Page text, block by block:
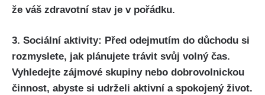
že váš zdravotní stav je v pořádku.
3. Sociální aktivity: Před odejmutím do důchodu si
rozmyslete, jak plánujete trávit svůj volný čas.
Vyhledejte zájmové skupiny nebo dobrovolnickou
činnost, abyste si udrželi aktivní a spokojený život.